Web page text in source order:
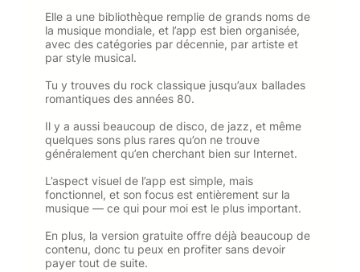
Elle a une bibliothèque remplie de grands noms de
la musique mondiale, et l’app est bien organisée,
avec des catégories par décennie, par artiste et
par style musical.
Tu y trouves du rock classique jusqu’aux ballades
romantiques des années 80.
Il y a aussi beaucoup de disco, de jazz, et même
quelques sons plus rares qu’on ne trouve
généralement qu’en cherchant bien sur Internet.
L’aspect visuel de l’app est simple, mais
fonctionnel, et son focus est entièrement sur la
musique — ce qui pour moi est le plus important.
En plus, la version gratuite offre déjà beaucoup de
contenu, donc tu peux en profiter sans devoir
payer tout de suite.